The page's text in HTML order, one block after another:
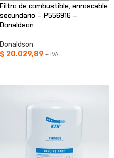
Filtro de combustible, enroscable
secundario – P556916 –
Donaldson
Donaldson
$ 20.029,89 + IVA